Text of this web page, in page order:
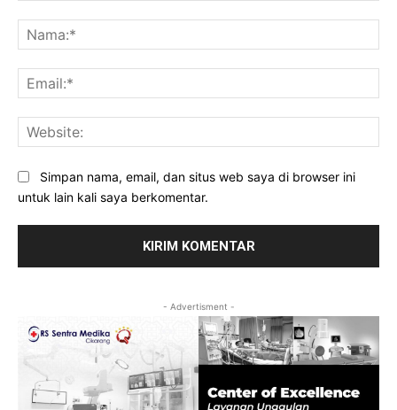
Simpan nama, email, dan situs web saya di browser ini
untuk lain kali saya berkomentar.
- Advertisment -